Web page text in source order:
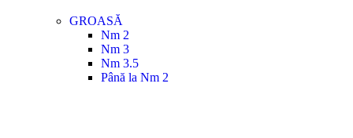
GROASĂ
Nm 2
Nm 3
Nm 3.5
Până la Nm 2